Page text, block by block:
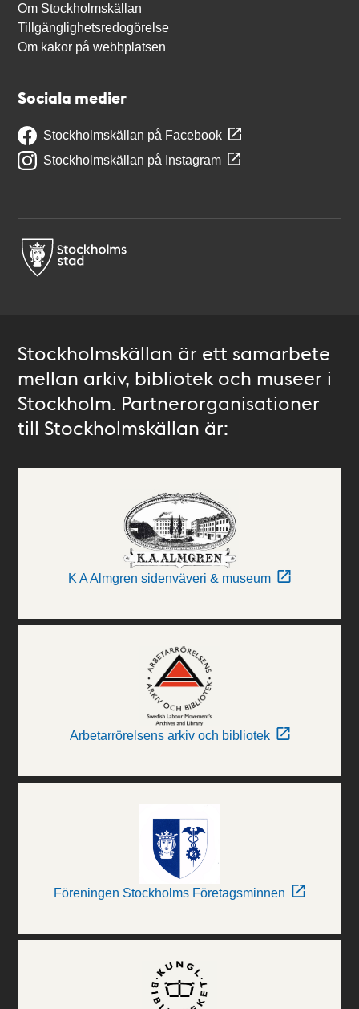
Om Stockholmskällan
Tillgänglighetsredogörelse
Om kakor på webbplatsen
Sociala medier
Stockholmskällan på Facebook
Stockholmskällan på Instagram
Stockholmskällan är ett samarbete
mellan arkiv, bibliotek och museer i
Stockholm. Partnerorganisationer
till Stockholmskällan är:
K A Almgren sidenväveri & museum
Arbetarrörelsens arkiv och bibliotek
Föreningen Stockholms Företagsminnen